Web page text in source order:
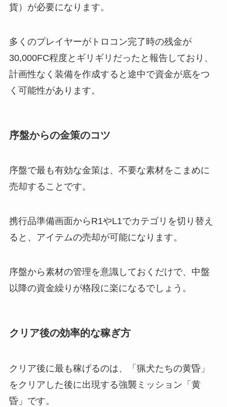
貨）が必要になります。
多くのプレイヤーがトロコン完了時の残金が
30,000FC程度とギリギリだったと報告しており、
計画性なく装備を作成すると途中で資金が底をつ
く可能性があります。
序盤からの金策のコツ
序盤で最も有効な金策は、不要な素材をこまめに
売却することです。
携行品準備画面からR1やL1でカテゴリを切り替え
ると、アイテムの売却が可能になります。
序盤から素材の管理を意識しておくだけで、中盤
以降の資金繰りが格段に楽になるでしょう。
クリア後の効率的な稼ぎ方
クリア後に最も稼げるのは、「猟犬たちの黄昏」
をクリアした後に出現する強襲ミッション「黄
昏」です。